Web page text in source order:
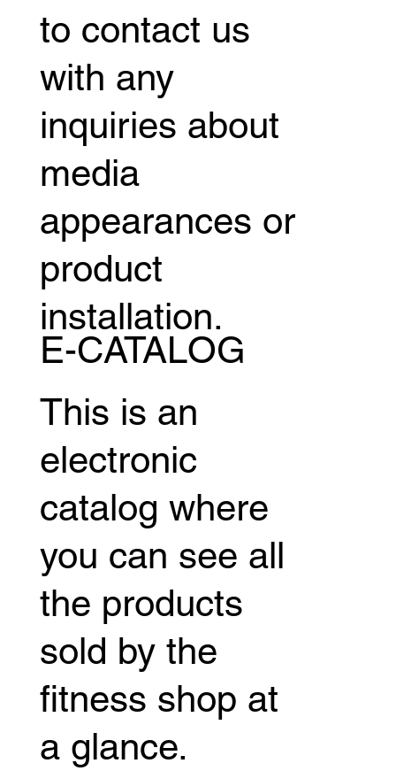
to contact us
with any
inquiries about
media
appearances or
product
installation.
E-CATALOG
This is an
electronic
catalog where
you can see all
the products
sold by the
fitness shop at
a glance.